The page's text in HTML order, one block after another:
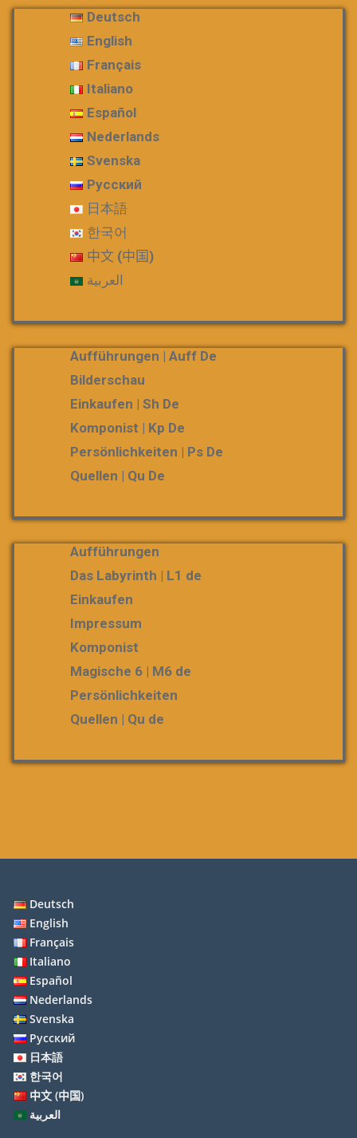
Deutsch
English
Français
Italiano
Español
Nederlands
Svenska
Русский
日本語
한국어
中文 (中国)
العربية
Aufführungen | Auff De
Bilderschau
Einkaufen | Sh De
Komponist | Kp De
Persönlichkeiten | Ps De
Quellen | Qu De
Aufführungen
Das Labyrinth | L1 de
Einkaufen
Impressum
Komponist
Magische 6 | M6 de
Persönlichkeiten
Quellen | Qu de
Deutsch
English
Français
Italiano
Español
Nederlands
Svenska
Русский
日本語
한국어
中文 (中国)
العربية